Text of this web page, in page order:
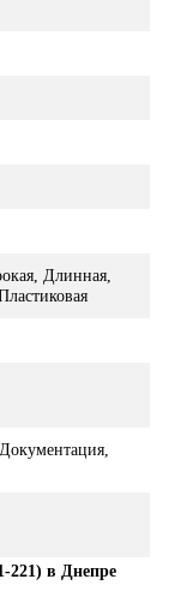
Длинная,
221) в Днепре